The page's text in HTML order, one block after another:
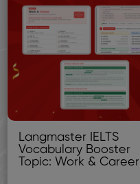
Langmaster IELTS
Vocabulary Booster
Topic: Work & Career